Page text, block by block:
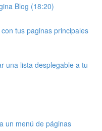
Blog (18:20)
tus paginas principales
una lista desplegable a tu
un menú de páginas